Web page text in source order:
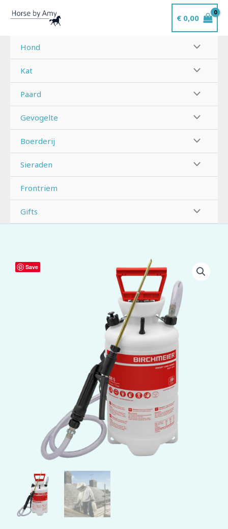
naar
inhoud
€0,00
Hond
Kat
Paard
Gevogelte
Boerderij
Sieraden
Frontriem
Gifts
Save
Birchmeier
DR5